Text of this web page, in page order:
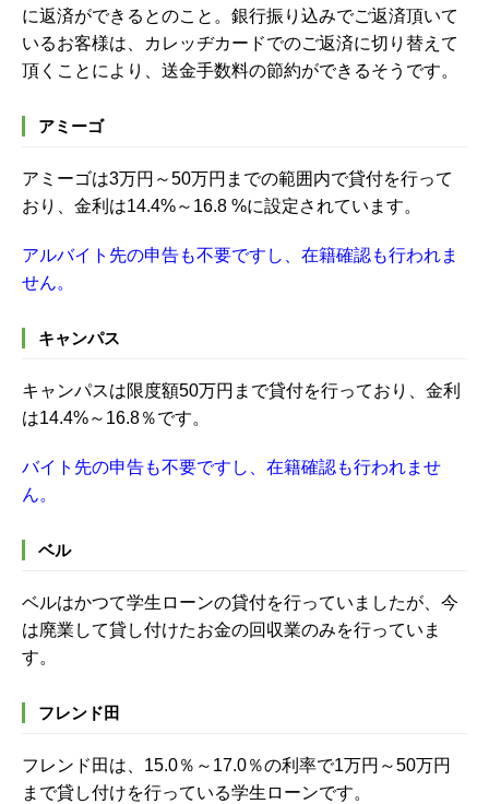
に返済ができるとのこと。 銀行振り込みでご返済頂いて
いるお客様は、カレッヂカードでのご返済に切り替えて
頂くことにより、送金手数料の節約ができるそうです。
アミーゴ
アミーゴは3万円～50万円までの範囲内で貸付を行って
おり、金利は14.4%～16.8 %に設定されています。
アルバイト先の申告も不要ですし、在籍確認も行われま
せん。
キャンパス
キャンパスは限度額50万円まで貸付を行っており、金利
は14.4%～16.8％です。
バイト先の申告も不要ですし、在籍確認も行われませ
ん。
ベル
ベルはかつて学生ローンの貸付を行っていましたが、今
は廃業して貸し付けたお金の回収業のみを行っていま
す。
フレンド田
フレンド田は、15.0％～17.0％の利率で1万円～50万円
まで貸し付けを行っている学生ローンです。